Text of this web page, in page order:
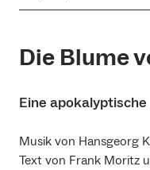
Die Blume
Eine apokalyptische
Musik von Hansgeorg
Text von Frank Moritz